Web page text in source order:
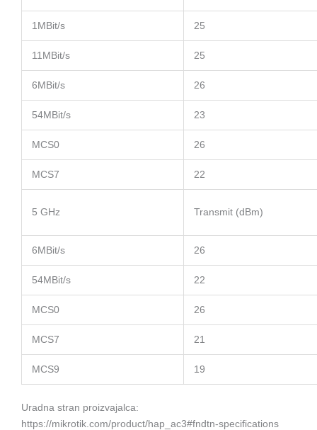
1MBit/s 25
11MBit/s 25
6MBit/s 26
54MBit/s 23
MCS0 26
MCS7 22
5 GHz Transmit (dBm)
6MBit/s 26
54MBit/s 22
MCS0 26
MCS7 21
MCS9 19
Uradna stran proizvajalca:
https://mikrotik.com/product/hap_ac3#fndtn-specifications